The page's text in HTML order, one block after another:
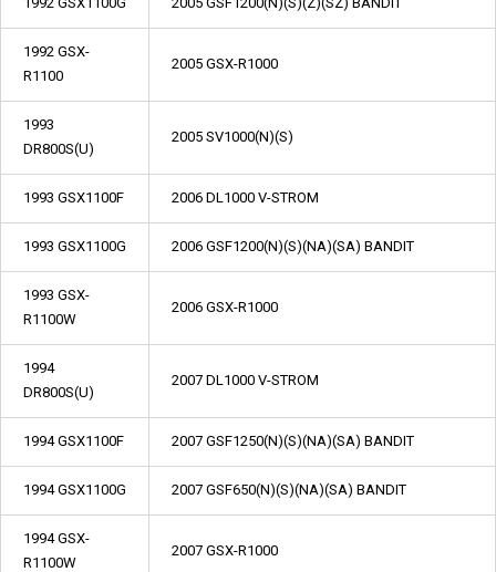
1992 GSX-
R1100
2005 GSX-R1000
1993
DR800S(U)
2005 SV1000(N)(S)
1993 GSX1100F 2006 DL1000 V-STROM
1993 GSX1100G 2006 GSF1200(N)(S)(NA)(SA) BANDIT
1993 GSX-
R1100W
2006 GSX-R1000
1994
DR800S(U)
2007 DL1000 V-STROM
1994 GSX1100F 2007 GSF1250(N)(S)(NA)(SA) BANDIT
1994 GSX1100G 2007 GSF650(N)(S)(NA)(SA) BANDIT
1994 GSX-
R1100W
2007 GSX-R1000